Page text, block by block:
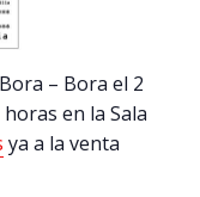
– Bora el 2
en la Sala
ya a la venta